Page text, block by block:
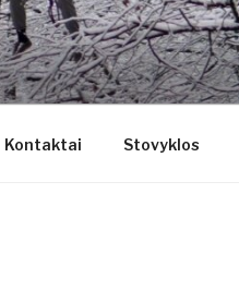
Kontaktai Stovyklos